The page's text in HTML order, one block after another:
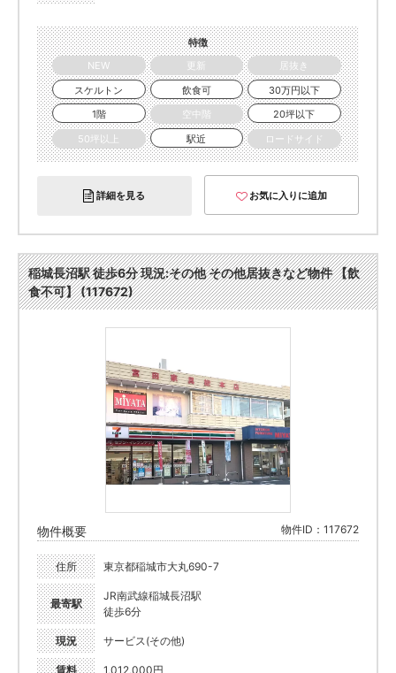
特徴
NEW
更新
居抜き
スケルトン
飲食可
30万円以下
1階
空中階
20坪以下
50坪以上
駅近 ロードサイド
詳細を見る お気に入りに追加
稲城長沼駅 徒歩6分 現況:その他 その他居抜きなど物件 【飲
食不可】 (117672)
物件概要 物件ID：117672
住所 東京都稲城市大丸690-7
最寄駅
JR南武線稲城長沼駅
徒歩6分
現況 サービス(その他)
賃料 1,012,000円